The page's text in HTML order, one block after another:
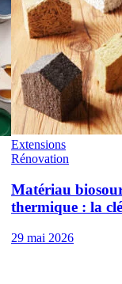
Extensions
Rénovation
Matériau
thermique : la
29 mai 2026